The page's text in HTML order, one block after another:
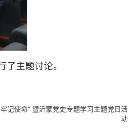
主题讨论。
记使命” 暨沂蒙党史专题学习主题党日活
动